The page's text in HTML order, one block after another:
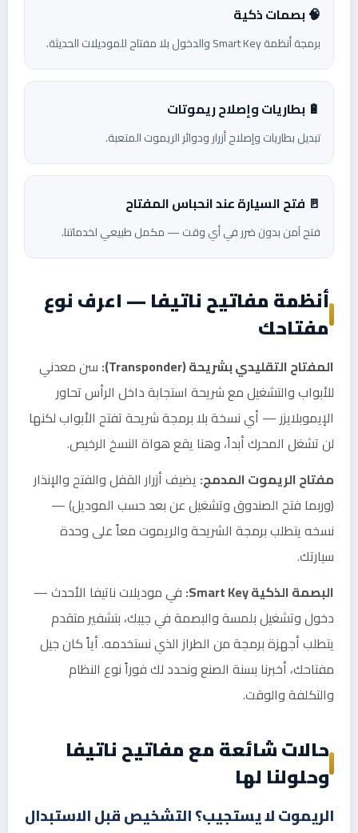
🧠 بصمات ذكية
برمجة أنظمة Smart Key والدخول بلا مفتاح للموديلات الحديثة.
🔋 بطاريات وإصلاح ريموتات
تبديل بطاريات وإصلاح أزرار ودوائر الريموت المتعبة.
🚪 فتح السيارة عند انحباس المفتاح
فتح آمن بدون ضرر في أي وقت — مكمل طبيعي لخدماتنا.
أنظمة مفاتيح ناتيفا — اعرف نوع
مفتاحك
المفتاح التقليدي بشريحة (Transponder):
سن معدني
للأبواب والتشغيل مع شريحة استجابة داخل الرأس تحاور
الإيموبلايزر — أي نسخة بلا برمجة شريحة تفتح الأبواب لكنها
لن تشغل المحرك أبداً، وهنا يقع هواة النسخ الرخيص.
مفتاح الريموت المدمج: يضيف أزرار القفل والفتح والإنذار
(وربما فتح الصندوق وتشغيل عن بعد حسب الموديل) —
نسخه يتطلب برمجة الشريحة والريموت معاً على وحدة
سيارتك.
البصمة الذكية Smart Key:
في موديلات ناتيفا الأحدث —
دخول وتشغيل بلمسة والبصمة في جيبك، بتشفير متقدم
يتطلب أجهزة برمجة من الطراز الذي نستخدمه. أياً كان جيل
مفتاحك، أخبرنا بسنة الصنع ونحدد لك فوراً نوع النظام
والتكلفة والوقت.
حالات شائعة مع مفاتيح ناتيفا
وحلولنا لها
الريموت لا يستجيب؟ التشخيص قبل الاستبدال